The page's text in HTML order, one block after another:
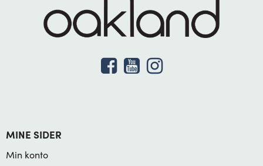
MINE SIDER
Min konto